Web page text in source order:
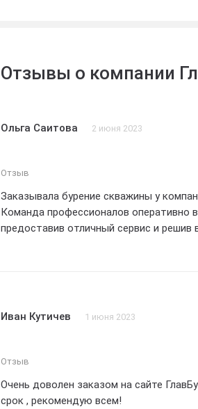
Отзывы о компании
Ольга Саитова 2 июня 2023
Отзыв
Заказывала бурение скважины у
Команда профессионалов оперативно
предоставив отличный сервис и
Иван Кутичев 1 июня 2023
Отзыв
Очень доволен заказом на сайте
срок , рекомендую всем!